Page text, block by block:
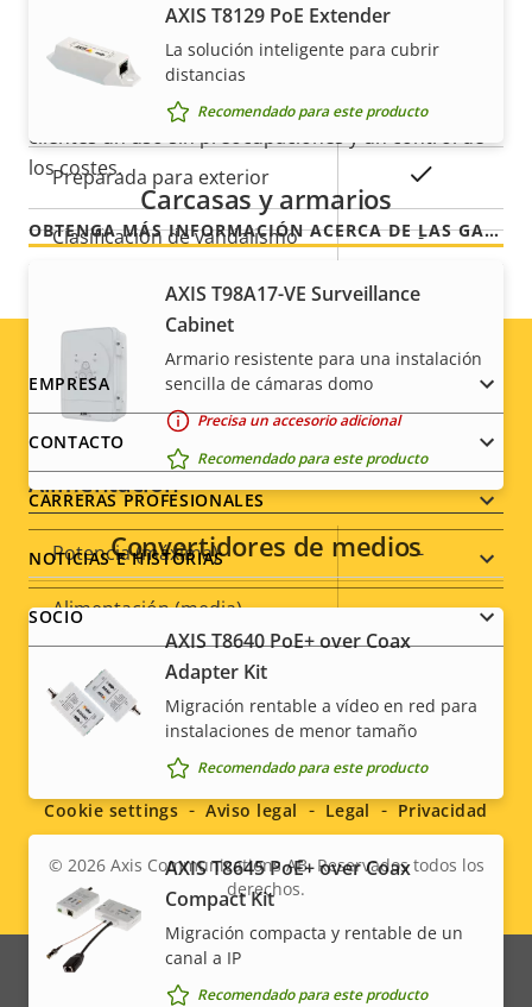
Temperatura de
funcionamiento
-30 to 50 °C
Preparada para exterior
Clasificación de vandalismo -
Clasificación IP IP66
Diseñado para repintar –
Sostenibilidad
Alimentación
Descripción
de
propiedad
Valor de
la
propiedad
Potencia (máxima) -
Alimentación (media) -
AXIS T8129 PoE Extender
La solución inteligente para cubrir
distancias
Recomendado para este producto
Carcasas y armarios
AXIS T98A17-VE Surveillance
Cabinet
Armario resistente para una instalación
sencilla de cámaras domo
Precisa un accesorio adicional
Recomendado para este producto
Convertidores de medios
AXIS T8640 PoE+ over Coax
Adapter Kit
Migración rentable a vídeo en red para
instalaciones de menor tamaño
Recomendado para este producto
AXIS T8645 PoE+ over Coax
Compact Kit
Migración compacta y rentable de un
canal a IP
Recomendado para este producto
Para mayor tranquilidad
Nuestra garantía de 3 años brinda a nuestros
clientes un uso sin preocupaciones y un control de
los costes.
OBTENGA MÁS INFORMACIÓN ACERCA DE LAS GARANTÍAS DE AXIS
Footer
menu
EMPRESA
CONTACTO
CARRERAS PROFESIONALES
NOTICIAS E HISTORIAS
SOCIO
Social
menu
Legal
menu
© 2026Axis Communications AB. Reservados todos los
derechos.
Cookie settings Aviso legal Legal Privacidad